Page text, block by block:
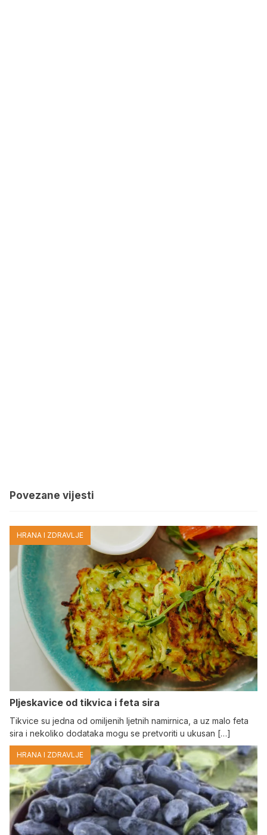
Povezane vijesti
HRANA I ZDRAVLJE
Pljeskavice od tikvica i feta sira
Tikvice su jedna od omiljenih ljetnih namirnica, a uz malo feta
sira i nekoliko dodataka mogu se pretvoriti u ukusan […]
HRANA I ZDRAVLJE